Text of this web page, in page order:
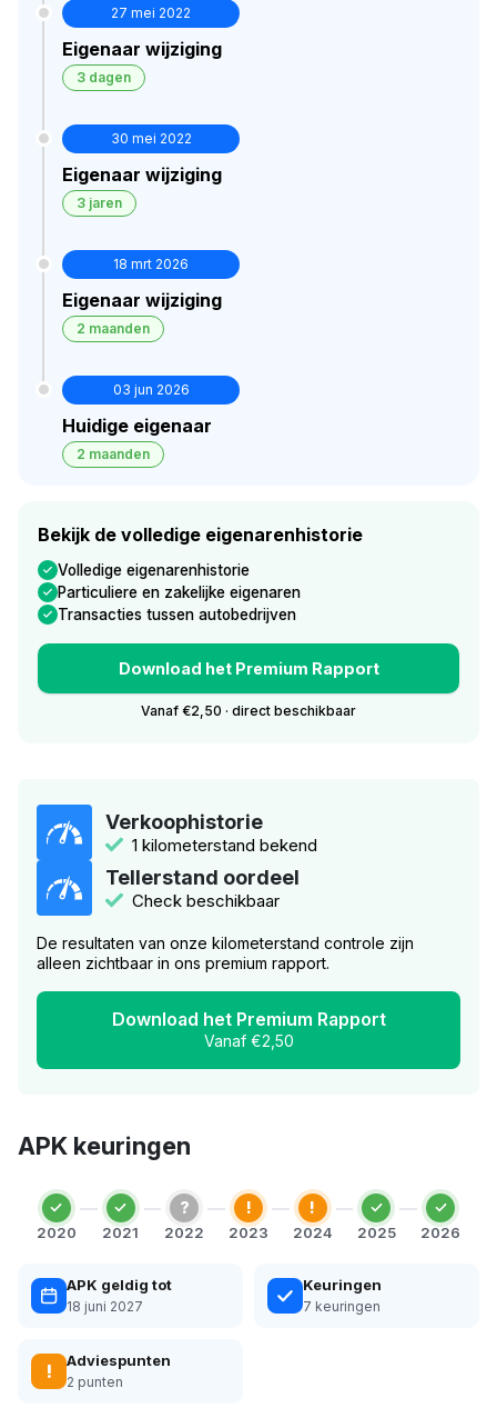
27 mei 2022
Eigenaar wijziging
3 dagen
30 mei 2022
Eigenaar wijziging
3 jaren
18 mrt 2026
Eigenaar wijziging
2 maanden
03 jun 2026
Huidige eigenaar
2 maanden
Bekijk de volledige eigenarenhistorie
Volledige eigenarenhistorie
Particuliere en zakelijke eigenaren
Transacties tussen autobedrijven
Download het Premium Rapport
Vanaf €2,50 · direct beschikbaar
Verkoophistorie
1 kilometerstand bekend
Tellerstand oordeel
Check beschikbaar
De resultaten van onze kilometerstand controle zijn
alleen zichtbaar in ons premium rapport.
Download het Premium Rapport
Vanaf €2,50
APK keuringen
2020 2021
?
2022
!
2023
!
2024 2025 2026
APK geldig tot
18 juni 2027
Keuringen
7 keuringen
! Adviespunten
2 punten